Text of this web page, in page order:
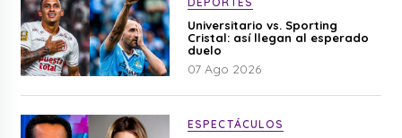
Universitario vs. Sporting
Cristal: así llegan al esperado
duelo
07 Ago 2026
ESPECTÁCULOS